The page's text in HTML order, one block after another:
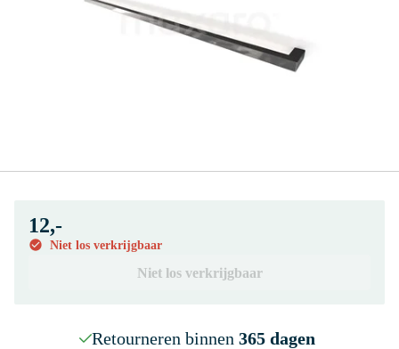
12,-
Niet los verkrijgbaar
Niet los verkrijgbaar
Retourneren binnen 365 dagen